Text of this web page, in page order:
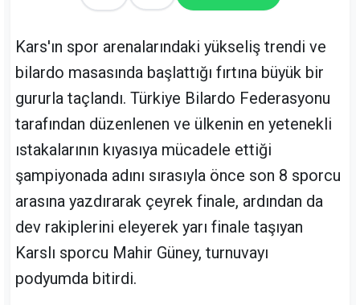
Kars'ın spor arenalarındaki yükseliş trendi ve
bilardo masasında başlattığı fırtına büyük bir
gururla taçlandı. Türkiye Bilardo Federasyonu
tarafından düzenlenen ve ülkenin en yetenekli
ıstakalarının kıyasıya mücadele ettiği
şampiyonada adını sırasıyla önce son 8 sporcu
arasına yazdırarak çeyrek finale, ardından da
dev rakiplerini eleyerek yarı finale taşıyan
Karslı sporcu Mahir Güney, turnuvayı
podyumda bitirdi.